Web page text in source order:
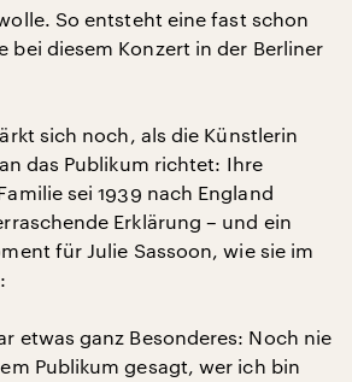
So entsteht eine fast schon
bei diesem Konzert in der Berliner
sich noch, als die Künstlerin
das Publikum richtet: Ihre
sei 1939 nach England
Erklärung – und ein
für Julie Sassoon, wie sie im
etwas ganz Besonderes: Noch nie
Publikum gesagt, wer ich bin